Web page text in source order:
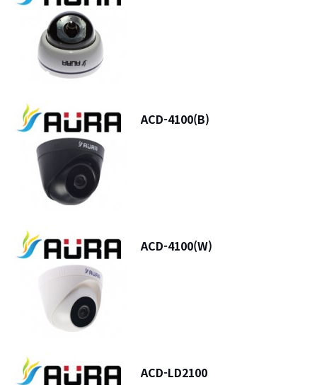
ACD-4100(B)
ACD-4100(W)
ACD-LD2100